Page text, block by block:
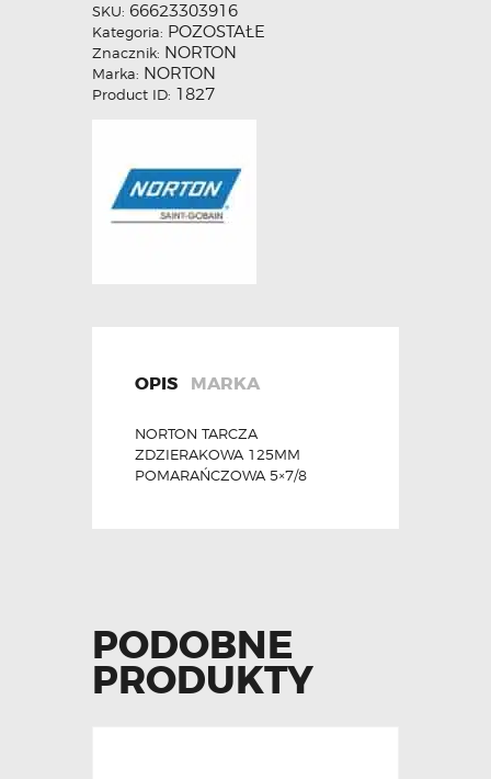
SKU: 66623303916
Kategoria: POZOSTAŁE
Znacznik: NORTON
Marka: NORTON
Product ID: 1827
OPIS MARKA
NORTON TARCZA
ZDZIERAKOWA 125MM
POMARAŃCZOWA 5×7/8
PODOBNE
PRODUKTY